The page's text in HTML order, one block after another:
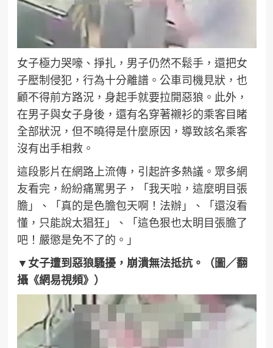
女子極力哭嚎、掙扎，男子仍然不鬆手，還把女
子壓制侵犯，行為十分離譜。公車司機見狀，也
顧不得前方路況，身起手就要拉開惡狼。此外，
在男子與女子身後，還有名穿著襯衫的乘客目睹
全部狀況，但不曉得是什麼原因，導致該名乘客
沒有出手相救。
這段影片在網路上流傳，引起許多熱議。眾多網
友看完，紛紛痛罵男子，「我天啦，這麼明目張
膽」、「真的是色膽包天啊！法辦」、「還沒看
懂，只能說太猖狂」、「這色狠也太眀目張膽了
吧！嚴懲是免不了的。」
▼女子遭到惡狼騷擾，崩潰無法抵抗。（圖／翻
攝《網易視頻》）